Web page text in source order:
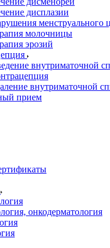
дисплазии
менструального
молочницы
эрозий
внутриматочной
внутриматочной
прием
онкодерматология